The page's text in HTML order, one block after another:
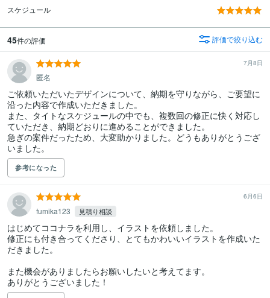
スケジュール
45件の評価 評価で絞り込む
7月8日
匿名
ご依頼いただいたデザインについて、納期を守りながら、ご要望に
沿った内容で作成いただきました。
また、タイトなスケジュールの中でも、複数回の修正に快く対応し
ていただき、納期どおりに進めることができました。
急ぎの案件だったため、大変助かりました。どうもありがとうござ
いました。
参考になった
6月6日
fumika123 見積り相談
はじめてココナラを利用し、イラストを依頼しました。
修正にも付き合ってくださり、とてもかわいいイラストを作成いた
だきました。
また機会がありましたらお願いしたいと考えてます。
ありがとうございました！